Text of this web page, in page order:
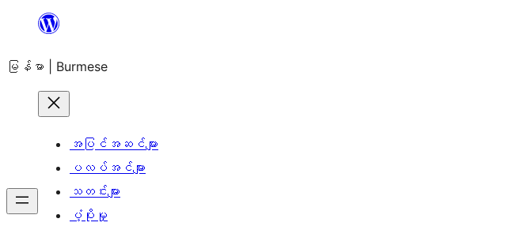
အကြောင်းအရာ
ကျော်သွား
မြန်မာ | Burmese
အပြင်အဆင်များ
ပလပ်အင်များ
သတင်းများ
ပံ့ပိုးမှု